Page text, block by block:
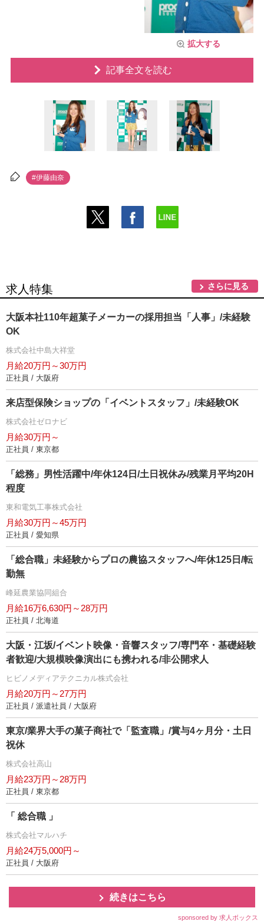
拡大する
記事全文を読む
#伊藤由奈
求人特集 さらに見る
大阪本社110年超菓子メーカーの採用担当「人事」/未経験
OK
株式会社中島大祥堂
月給20万円～30万円
正社員 / 大阪府
来店型保険ショップの「イベントスタッフ」/未経験OK
株式会社ゼロナビ
月給30万円～
正社員 / 東京都
「総務」男性活躍中/年休124日/土日祝休み/残業月平均20H
程度
東和電気工事株式会社
月給30万円～45万円
正社員 / 愛知県
「総合職」未経験からプロの農協スタッフへ/年休125日/転
勤無
峰延農業協同組合
月給16万6,630円～28万円
正社員 / 北海道
大阪・江坂/イベント映像・音響スタッフ/専門卒・基礎経験
者歓迎/大規模映像演出にも携われる/非公開求人
ヒビノメディアテクニカル株式会社
月給20万円～27万円
正社員 / 派遣社員 / 大阪府
東京/業界大手の菓子商社で「監査職」/賞与4ヶ月分・土日
祝休
株式会社高山
月給23万円～28万円
正社員 / 東京都
「 総合職 」
株式会社マルハチ
月給24万5,000円～
正社員 / 大阪府
続きはこちら
sponsored by 求人ボックス